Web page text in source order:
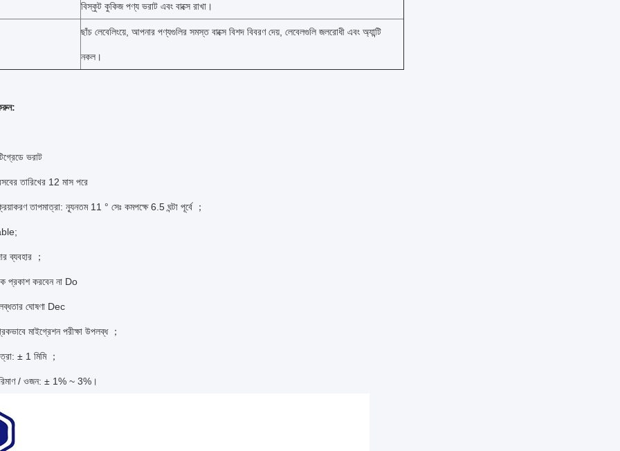
বিস্কুট কুকিজ পণ্য ভরাট এবং বাক্সে রাখা।
ছাঁচ লেবেলিংয়ে, আপনার পণ্যগুলির সমস্ত বাক্সে বিশদ বিবরণ দেয়, লেবেলগুলি জলরোধী এবং অ্যান্টি
নকল।
ভরাট
তারিখের 12 মাস পরে
তাপমাত্রা: ন্যূনতম 11 ° সেঃ কমপক্ষে 6.5 ঘন্টা পূর্বে ；
ব্যবহার ；
প্রকাশ করবেন না Do
ঘোষণা Dec
মাইগ্রেশন পরীক্ষা উপলব্ধ ；
± 1 মিমি ；
/ ওজন: ± 1% ~ 3%।